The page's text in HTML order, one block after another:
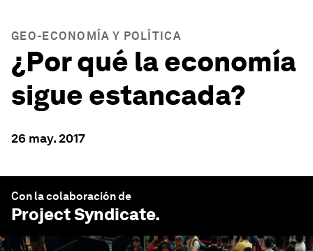
GEO-ECONOMÍA Y POLÍTICA
¿Por qué la economía
sigue estancada?
26 may. 2017
Con la colaboración de
Project Syndicate.